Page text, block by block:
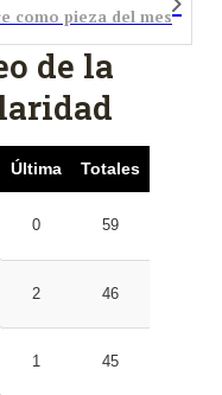
como pieza del mes
de la
Última Totales
0 59
2 46
1 45